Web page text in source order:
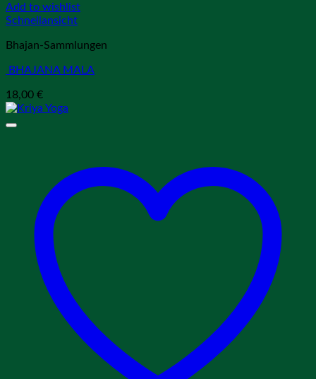
Add to wishlist
Schnellansicht
Bhajan-Sammlungen
BHAJANA MALA
18,00 €